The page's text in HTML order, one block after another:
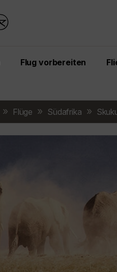
Flug vorbereiten
Flüge Südafrika